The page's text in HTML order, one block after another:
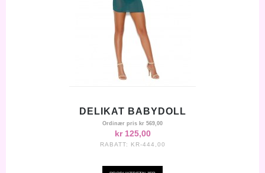
DELIKAT BABYDOLL
Ordinær pris kr 569,00
kr 125,00
RABATT: KR-444,00